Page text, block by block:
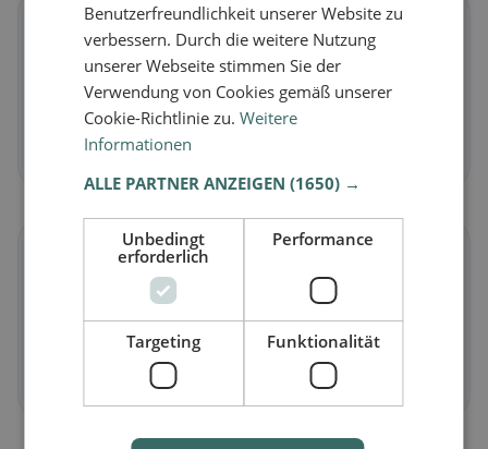
🌱
Veganoin Antrodoco
Piatti vegetali e cucina vegana
Scopri ora →
Piatti senza carne e classici vegetariani
Benutzerfreundlichkeit unserer Website zu
verbessern. Durch die weitere Nutzung
unserer Webseite stimmen Sie der
Verwendung von Cookies gemäß unserer
Cookie-Richtlinie zu.Weitere
Informationen
ALLE PARTNER ANZEIGEN(1650) →
Unbedingt
erforderlich
Performance
Targeting Funktionalität